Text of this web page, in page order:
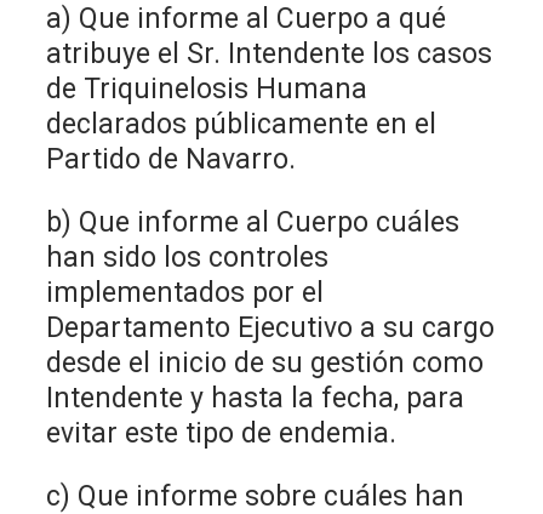
a) Que informe al Cuerpo a qué
atribuye el Sr. Intendente los casos
de Triquinelosis Humana
declarados públicamente en el
Partido de Navarro.
b) Que informe al Cuerpo cuáles
han sido los controles
implementados por el
Departamento Ejecutivo a su cargo
desde el inicio de su gestión como
Intendente y hasta la fecha, para
evitar este tipo de endemia.
c) Que informe sobre cuáles han